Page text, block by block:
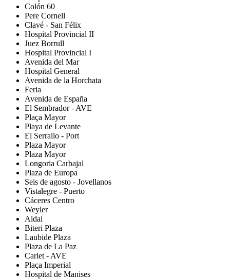
Colón 60
Pere Cornell
Clavé - San Félix
Hospital Provincial II
Juez Borrull
Hospital Provincial I
Avenida del Mar
Hospital General
Avenida de la Horchata
Feria
Avenida de España
El Sembrador - AVE
Plaça Mayor
Playa de Levante
El Serrallo - Port
Plaza Mayor
Plaza Mayor
Longoria Carbajal
Plaza de Europa
Seis de agosto - Jovellanos
Vistalegre - Puerto
Cáceres Centro
Weyler
Aldai
Biteri Plaza
Laubide Plaza
Plaza de La Paz
Carlet - AVE
Plaça Imperial
Hospital de Manises